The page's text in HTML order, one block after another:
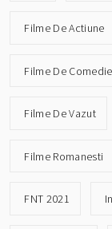
Filme De Actiune
Filme De Comedie
Filme De Vazut
Filme Romanesti
FNT 2021